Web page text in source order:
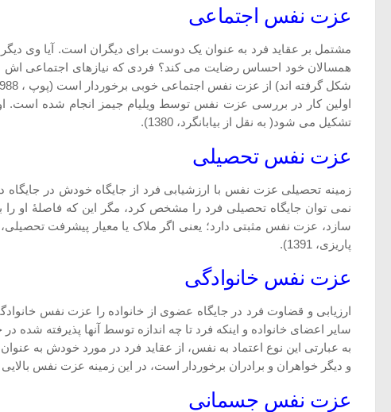
عزت نفس اجتماعی
مشتمل بر عقاید فرد به عنوان یک دوست برای دیگران است. آیا وی
همسالان خود احساس رضایت می کند؟ فردی که نیازهای اجتماعی اش
شکل گرفته اند) از عزت نفس اجتماعی خوبی برخوردار است (پوپ ، 1988).
اولین کار در بررسی عزت نفس توسط ویلیام جیمز انجام شده است.
تشکیل می شود( به نقل از بیابانگرد، 1380).
عزت نفس تحصیلی
زمینه تحصیلی عزت نفس با ارزشیابی فرد از جایگاه خودش در جایگاه
نمی توان جایگاه تحصیلی فرد را مشخص کرد، مگر این که فاصلۀ او را
سازد، عزت نفس مثبتی دارد؛ یعنی اگر ملاک یا معیار پیشرفت
پاریزی، 1391).
عزت نفس خانوادگی
ارزیابی و قضاوت فرد در جایگاه عضوی از خانواده را عزت نفس
سایر اعضای خانواده و اینکه فرد تا چه اندازه توسط آنها پذیرفته شده
به عبارتی این نوع اعتماد به نفس، از عقاید فرد در مورد خودش به
و دیگر خواهران و برادران برخوردار است، در این زمینه عزت نفس بالایی خواهد داشت (پوپ، 1988؛ به
عزت نفس جسمانی